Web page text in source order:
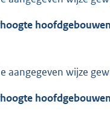
aangegeven wijze